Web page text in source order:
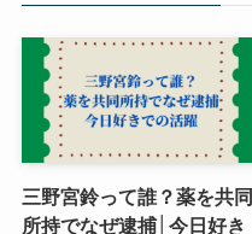
三野宮鈴って誰？薬を共同
所持でなぜ逮捕│今日好き